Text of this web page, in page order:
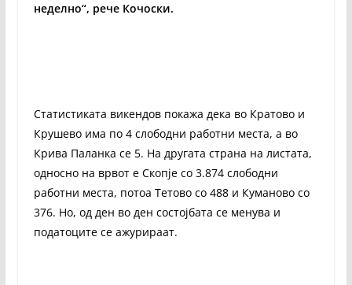
неделно“, рече Кочоски.
Статистиката викендов покажа дека во Кратово и
Крушево има по 4 слободни работни места, а во
Крива Паланка се 5. На другата страна на листата,
односно на врвот е Скопје со 3.874 слободни
работни места, потоа Тетово со 488 и Куманово со
376. Но, од ден во ден состојбата се менува и
податоците се ажурираат.